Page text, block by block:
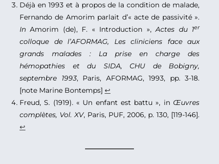
Déjà en 1993 et à propos de la condition de malade,
Fernando de Amorim parlait d’« acte de passivité ».
In Amorim (de), F. « Introduction »,Actes du 1er
colloque de l’AFORMAG, Les cliniciens face aux
grands malades : La prise en charge des
hémopathies et du SIDA, CHU de Bobigny,
septembre 1993, Paris, AFORMAG, 1993, pp. 3-18.
[note Marine Bontemps] ↩︎
Freud, S. (1919). « Un enfant est battu », in Œuvres
complètes, Vol. XV, Paris, PUF, 2006, p. 130, [119-146].
↩︎